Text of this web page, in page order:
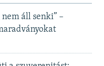
áll senki” –